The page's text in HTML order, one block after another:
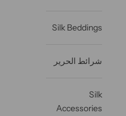
Silk Beddings
شرائط الحرير
Silk
Accessories